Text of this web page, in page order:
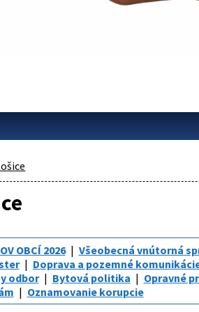
OBCÍ 2026
Všeobecná vnútorná
Doprava a pozemné
odbor Bytová politika
Opravné
Oznamovanie korupcie